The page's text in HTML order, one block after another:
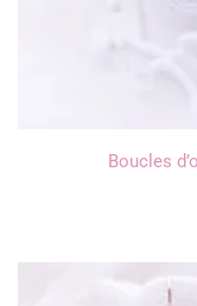
Boucles